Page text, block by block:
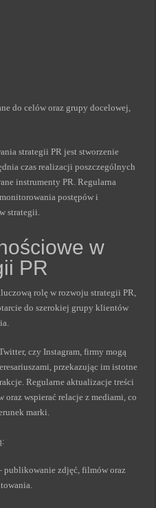
do celów oraz grupy docelowej,
strategii PR jest stworzenie
czas realizacji poszczególnych
instrumenty PR. Regularna
postępów i
strategii.
w
PR
rolę w rozwoju strategii PR,
do szerokiej grupy klientów
czy Instagram, firmy mogą
przekazując im istotne
Regularne aktualizacje treści
oraz wspierać relacje z mediami, co
marki.
zdjęć, filmów oraz